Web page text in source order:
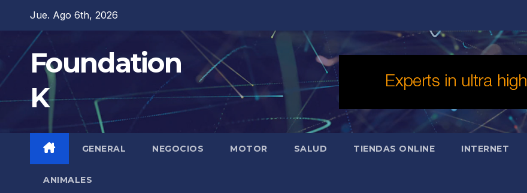
contenido
Jue. Ago 6th, 2026
Foundation
K
GENERAL NEGOCIOS MOTOR SALUD TIENDAS ONLINE INTERNET
ANIMALES